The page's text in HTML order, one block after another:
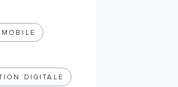
DIGITALE